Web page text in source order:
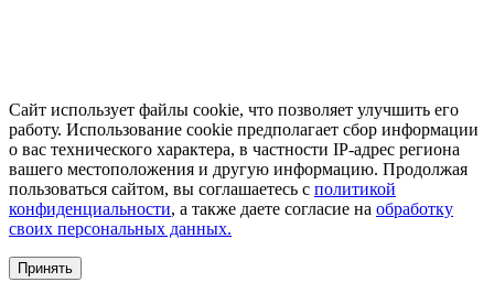
Сайт использует файлы cookie, что позволяет улучшить его
работу. Использование cookie предполагает сбор информации
о вас технического характера, в частности IP-адрес региона
вашего местоположения и другую информацию. Продолжая
пользоваться сайтом, вы соглашаетесь с политикой
конфиденциальности, а также даете согласие на обработку
своих персональных данных.
Принять